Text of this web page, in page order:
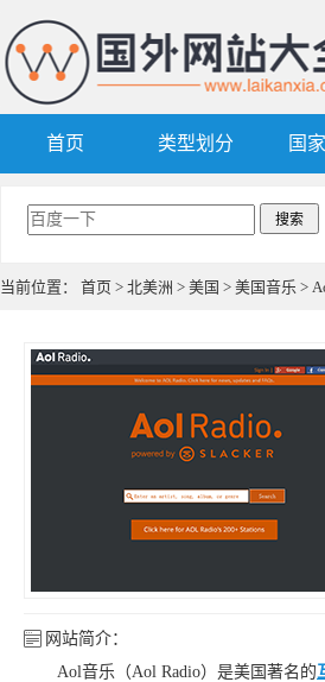
首页 类型划分 国
当前位置： 首页 > 北美洲 > 美国 > 美国音乐 >
网站简介：
Aol音乐（Aol Radio）是美国著名的